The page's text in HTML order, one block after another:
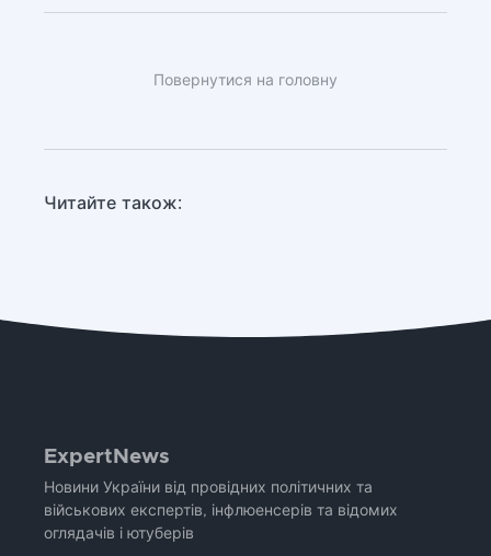
Повернутися на головну
Читайте також:
ExpertNews
Новини України від провідних політичних та
військових експертів, інфлюенсерів та відомих
оглядачів і ютуберів